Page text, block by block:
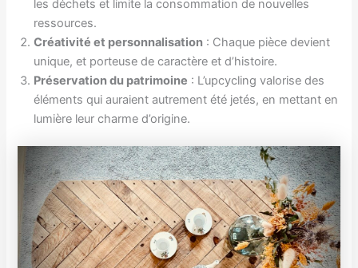
les déchets et limite la consommation de nouvelles
ressources.
Créativité et personnalisation : Chaque pièce devient
unique, et porteuse de caractère et d’histoire.
Préservation du patrimoine : L’upcycling valorise des
éléments qui auraient autrement été jetés, en mettant en
lumière leur charme d’origine.